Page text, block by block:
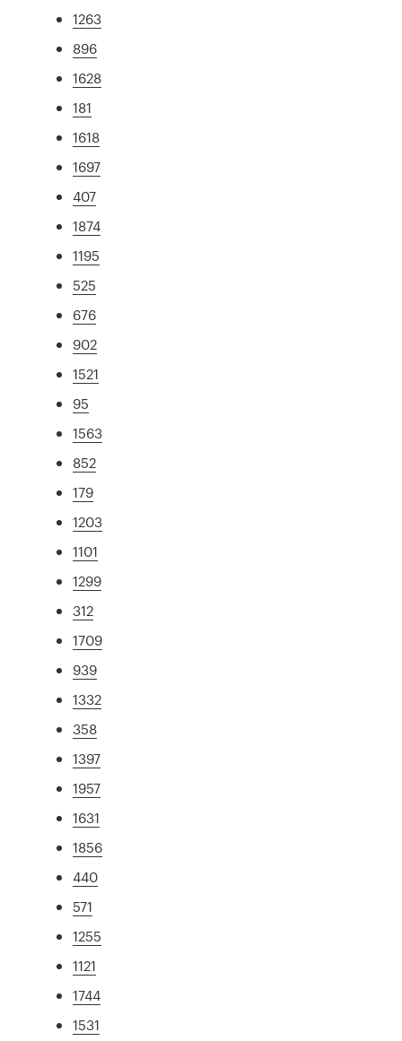
1263
896
1628
181
1618
1697
407
1874
1195
525
676
902
1521
95
1563
852
179
1203
1101
1299
312
1709
939
1332
358
1397
1957
1631
1856
440
571
1255
1121
1744
1531